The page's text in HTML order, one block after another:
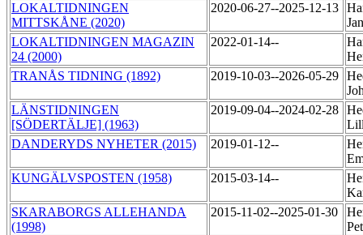
LOKALTIDNINGEN
MITTSKÅNE (2020)
2020-06-27--2025-12-13
LOKALTIDNINGEN MAGAZIN
24 (2000)
2022-01-14--
TRANÅS TIDNING (1892)
2019-10-03--2026-05-29
LÄNSTIDNINGEN
[SÖDERTÄLJE] (1963)
2019-09-04--2024-02-28
DANDERYDS NYHETER (2015)
2019-01-12--
KUNGÄLVSPOSTEN (1958)
2015-03-14--
SKARABORGS ALLEHANDA
(1998)
2015-11-02--2025-01-30